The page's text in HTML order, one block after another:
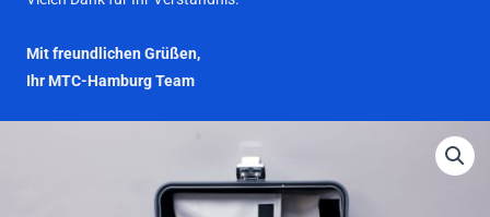
Mit freundlichen Grüßen,
Ihr MTC-Hamburg Team